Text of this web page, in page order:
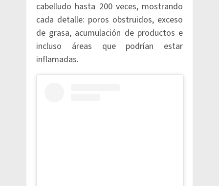
cabelludo hasta 200 veces, mostrando
cada detalle: poros obstruidos, exceso
de grasa, acumulación de productos e
incluso áreas que podrían estar
inflamadas.